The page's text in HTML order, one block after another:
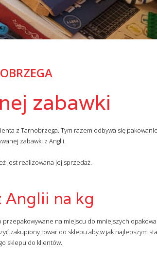
zabawki
z Tarnobrzega. Tym razem odbywa się
zabawki z Anglii.
jest realizowana jej sprzedaż.
Anglii na kg
na miejscu do mniejszych
zakupiony towar do sklepu aby w jak najlepszym
sklepu do klientów.